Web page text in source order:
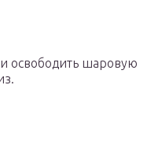
освободить шаровую